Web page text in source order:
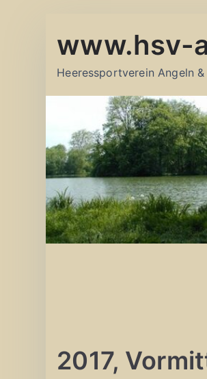
Inhalt
www.hsv-
Heeressportverein Angeln
2017,